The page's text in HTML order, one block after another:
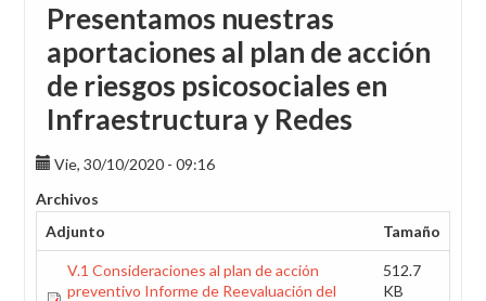
Presentamos nuestras
aportaciones al plan de acción
de riesgos psicosociales en
Infraestructura y Redes
Vie, 30/10/2020 - 09:16
Archivos
Adjunto
Tamaño
V.1 Consideraciones al plan de acción
preventivo Informe de Reevaluación del
512.7
KB